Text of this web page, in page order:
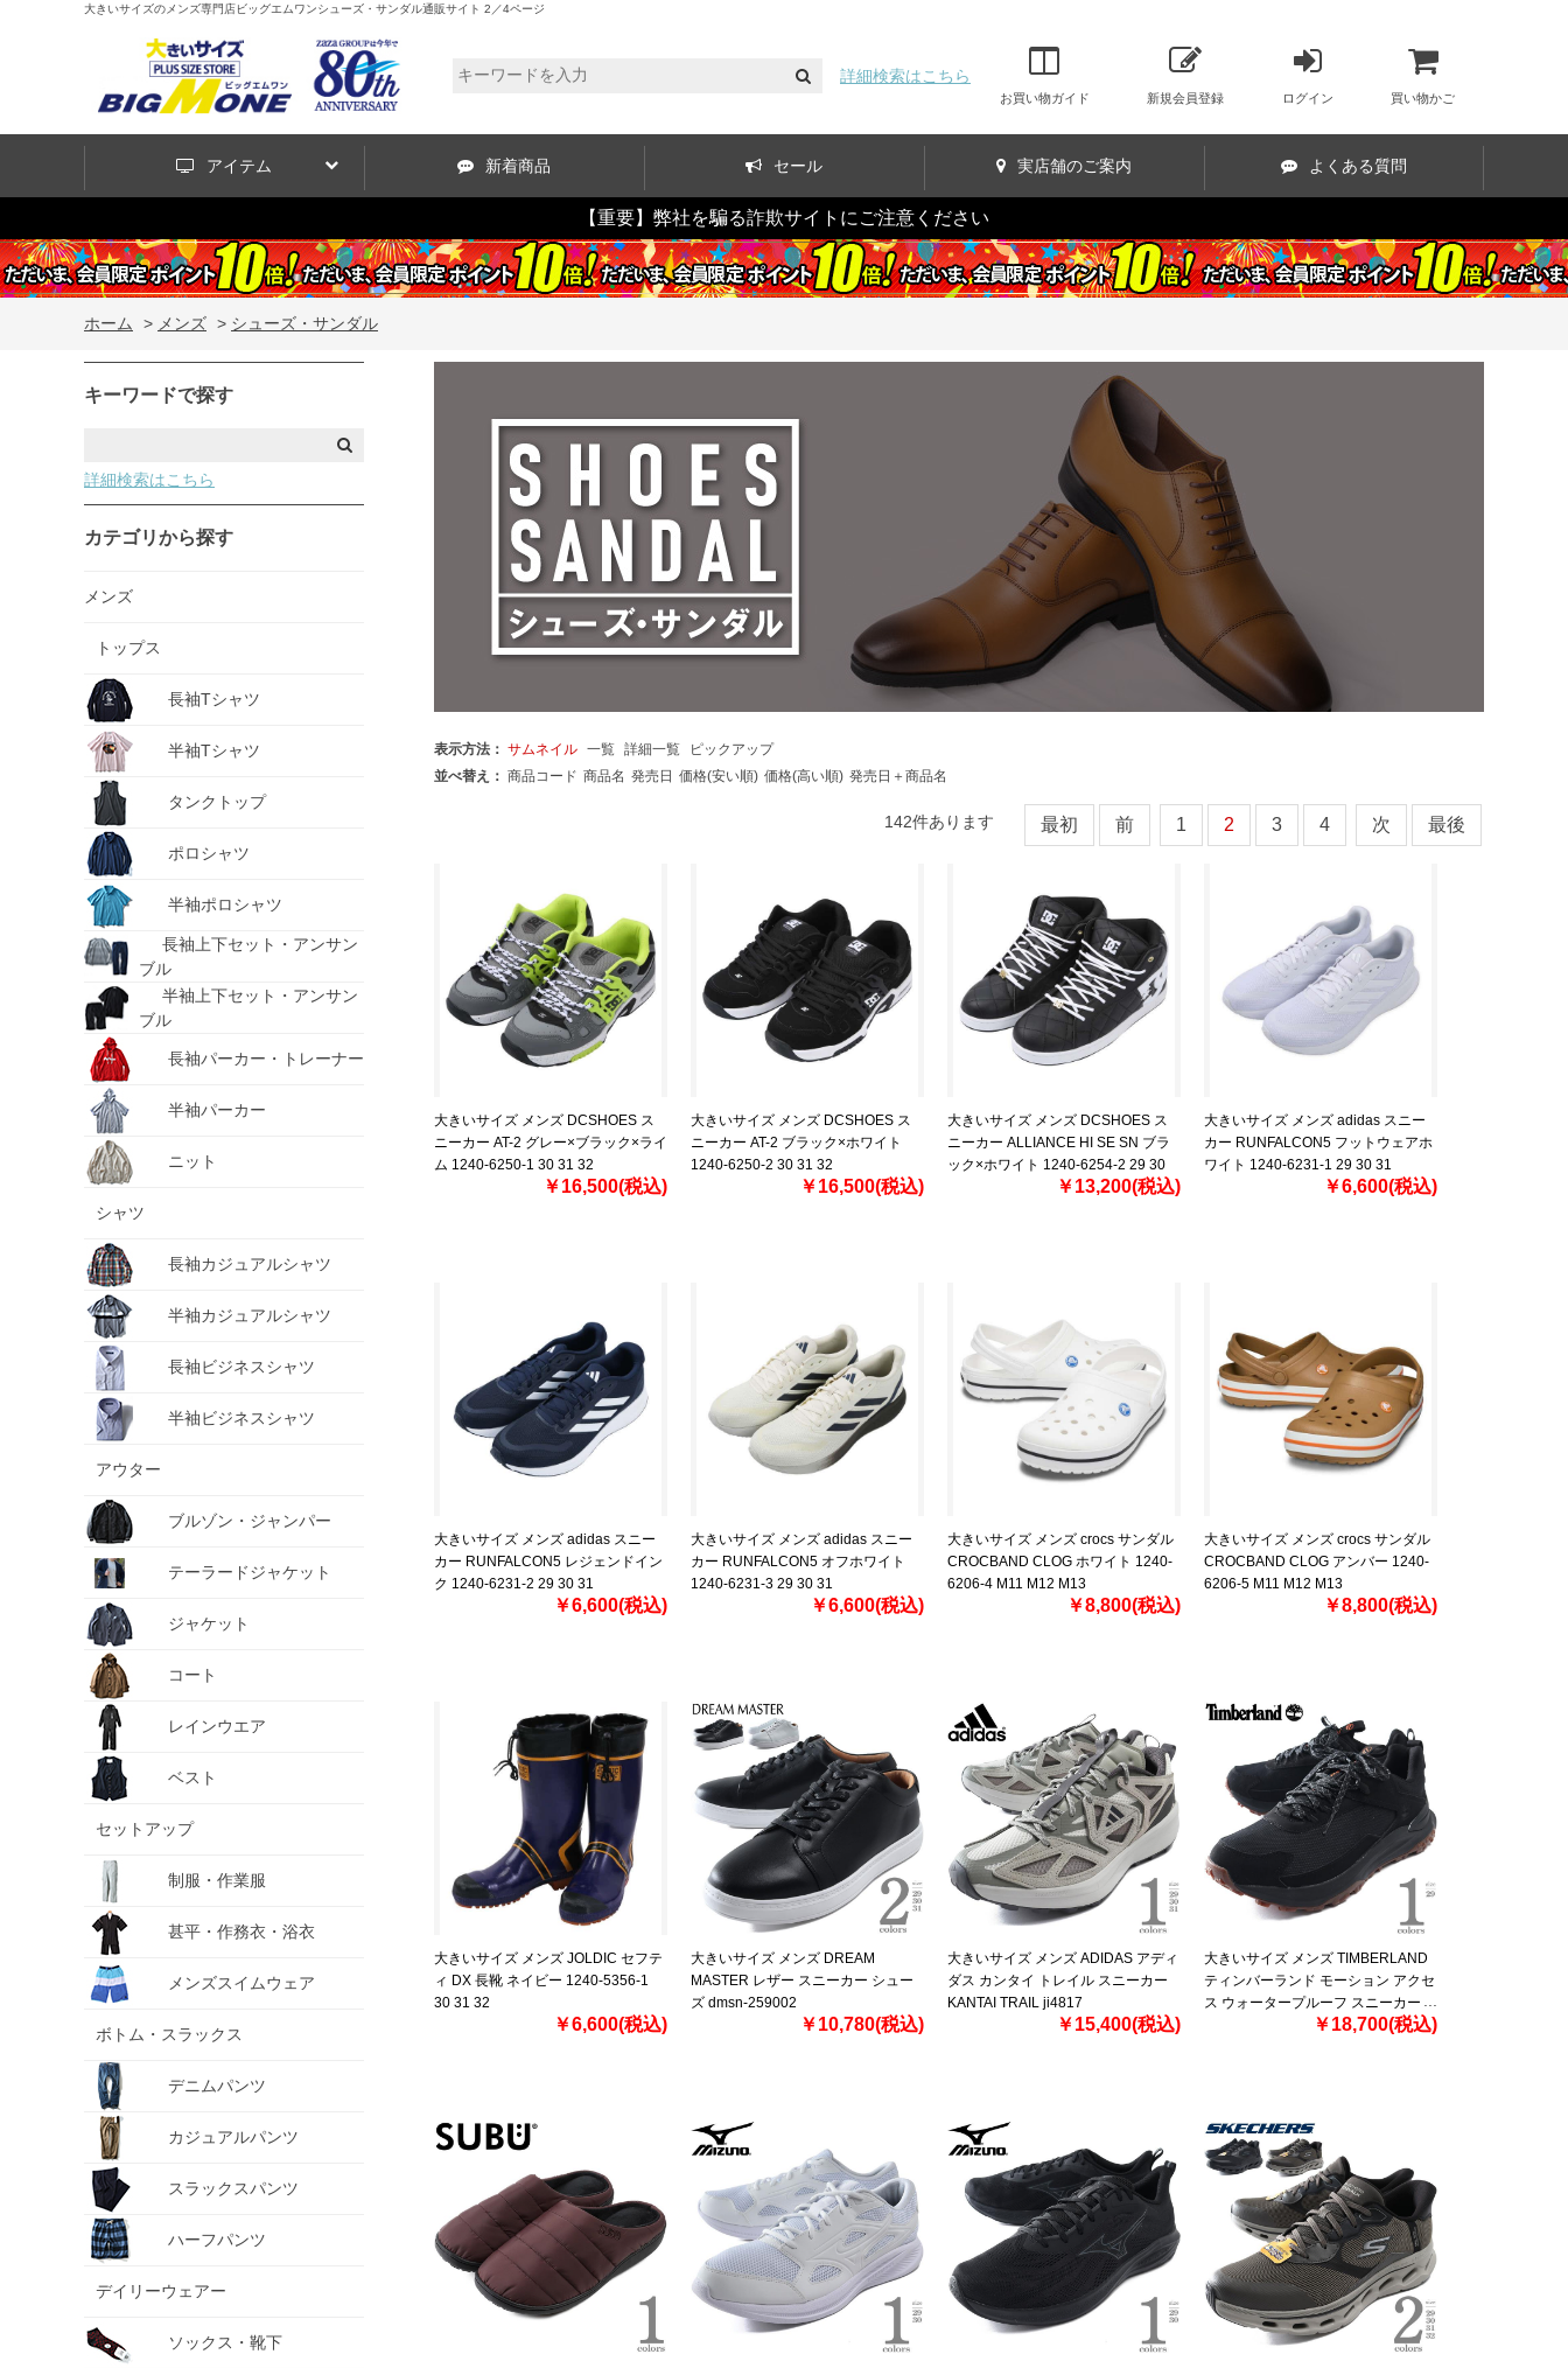
大きいサイズのメンズ専門店ビッグエムワンシューズ・サンダル通販サイト 2／4ページ
詳細検索はこちら
お買い物ガイド 新規会員登録 ログイン 買い物かご
アイテム 新着商品 セール 実店舗のご案内 よくある質問
【重要】弊社を騙る詐欺サイトにご注意ください
ホーム > メンズ > シューズ・サンダル
キーワードで探す
詳細検索はこちら
カテゴリから探す
メンズ
トップス
長袖Tシャツ
半袖Tシャツ
タンクトップ
ポロシャツ
半袖ポロシャツ
長袖上下セット・アンサン
ブル
半袖上下セット・アンサン
ブル
長袖パーカー・トレーナー
半袖パーカー
ニット
シャツ
長袖カジュアルシャツ
半袖カジュアルシャツ
長袖ビジネスシャツ
半袖ビジネスシャツ
アウター
ブルゾン・ジャンパー
テーラードジャケット
ジャケット
コート
レインウエア
ベスト
セットアップ
制服・作業服
甚平・作務衣・浴衣
メンズスイムウェア
ボトム・スラックス
デニムパンツ
カジュアルパンツ
スラックスパンツ
ハーフパンツ
デイリーウェアー
ソックス・靴下
表示方法： サムネイル 一覧 詳細一覧
ピックアップ
並べ替え： 商品コード 商品名 発売日 価格(安い順) 価格(高い順) 発売日＋商品名
142件あります 最初 前 1 2 3 4 次 最後
大きいサイズ メンズ DCSHOES ス
ニーカー AT-2 グレー×ブラック×ライ
ム 1240-6250-1 30 31 32
￥16,500(税込)
大きいサイズ メンズ DCSHOES ス
ニーカー AT-2 ブラック×ホワイト
1240-6250-2 30 31 32
￥16,500(税込)
大きいサイズ メンズ DCSHOES ス
ニーカー ALLIANCE HI SE SN ブラ
ック×ホワイト 1240-6254-2 29 30
￥13,200(税込)
大きいサイズ メンズ adidas スニー
カー RUNFALCON5 フットウェアホ
ワイト 1240-6231-1 29 30 31
￥6,600(税込)
大きいサイズ メンズ adidas スニー
カー RUNFALCON5 レジェンドイン
ク 1240-6231-2 29 30 31
￥6,600(税込)
大きいサイズ メンズ adidas スニー
カー RUNFALCON5 オフホワイト
1240-6231-3 29 30 31
￥6,600(税込)
大きいサイズ メンズ crocs サンダル
CROCBAND CLOG ホワイト 1240-
6206-4 M11 M12 M13
￥8,800(税込)
大きいサイズ メンズ crocs サンダル
CROCBAND CLOG アンバー 1240-
6206-5 M11 M12 M13
￥8,800(税込)
大きいサイズ メンズ JOLDIC セフテ
ィ DX 長靴 ネイビー 1240-5356-1
30 31 32
￥6,600(税込)
大きいサイズ メンズ DREAM
MASTER レザー スニーカー シュー
ズ dmsn-259002
￥10,780(税込)
大きいサイズ メンズ ADIDAS アディ
ダス カンタイ トレイル スニーカー
KANTAI TRAIL ji4817
￥15,400(税込)
大きいサイズ メンズ TIMBERLAND
ティンバーランド モーション アクセ
ス ウォータープルーフ スニーカー
MOTION ACCESS LOW LC￥18,700(税込)